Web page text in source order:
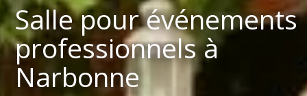
Salle pour événements
professionnels à
Narbonne